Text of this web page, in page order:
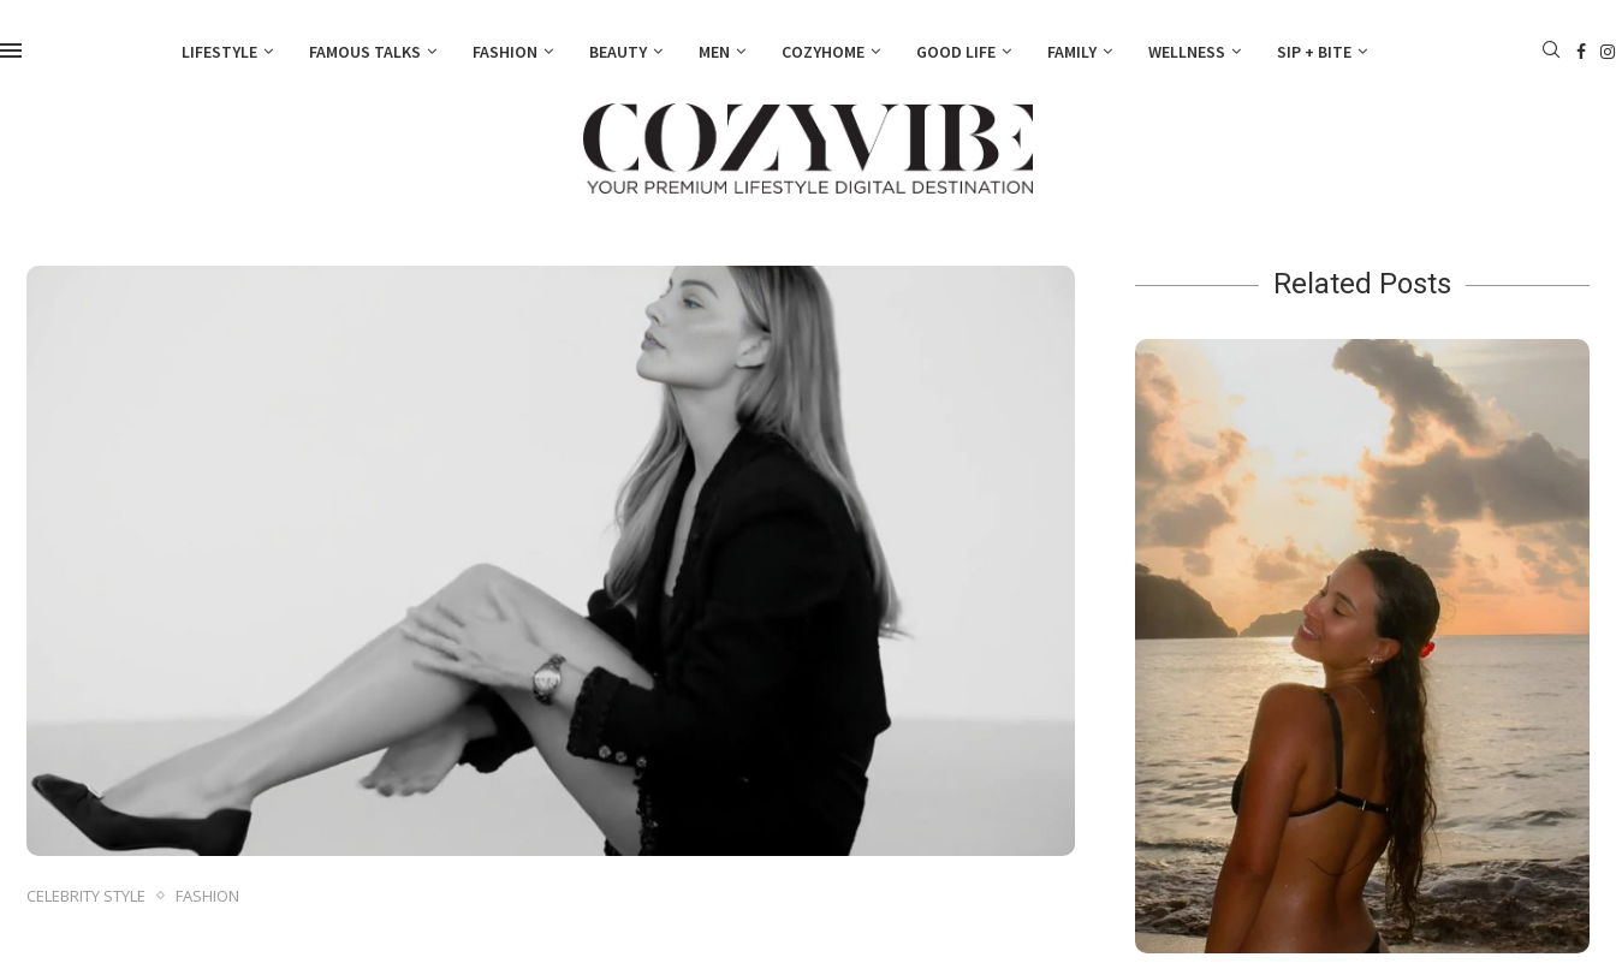
LIFESTYLE FAMOUS TALKS FASHION BEAUTY MEN COZYHOME GOOD LIFE FAMILY WELLNESS SIP + BITE
CELEBRITY STYLE FASHION
Related Posts